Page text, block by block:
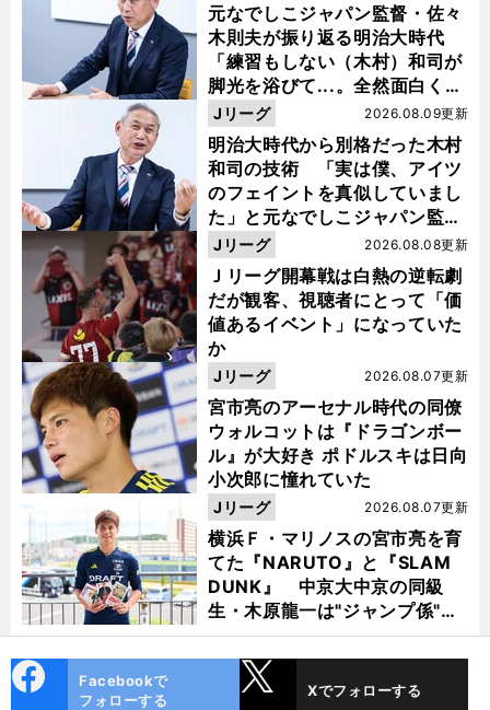
元なでしこジャパン監督・佐々
木則夫が振り返る明治大時代
「練習もしない（木村）和司が
脚光を浴びて...。全然面白くな
い４年間でした」
明治大時代から別格だった木村
和司の技術 「実は僕、アイツ
のフェイントを真似していまし
た」と元なでしこジャパン監
督・佐々木則夫
2026.08.09更新
Jリーグ
Ｊリーグ開幕戦は白熱の逆転劇
だが観客、視聴者にとって「価
値あるイベント」になっていた
か
2026.08.08更新
Jリーグ
宮市亮のアーセナル時代の同僚
ウォルコットは『ドラゴンボー
ル』が大好き ポドルスキは日向
小次郎に憧れていた
2026.08.07更新
Jリーグ
横浜Ｆ・マリノスの宮市亮を育
てた『NARUTO』と『SLAM
DUNK』 中京大中京の同級
生・木原龍一は"ジャンプ係"だ
った
2026.08.07更新
Jリーグ
ok
Facebookで
フォローする
Xでフォローする